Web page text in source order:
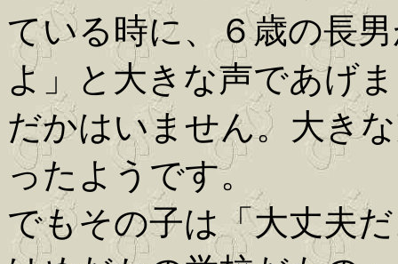
ている時に、６歳の長
よ」と大きな声であげ
だかはいません。大き
ったようです。
でもその子は「大丈夫